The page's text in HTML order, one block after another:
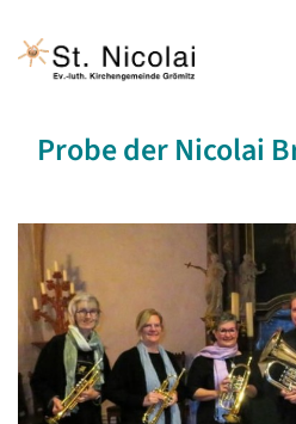
Probe der Nicolai